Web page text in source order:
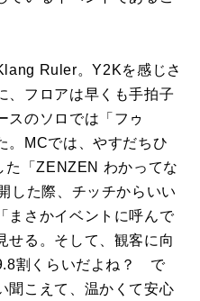
Ruler。Y2Kを感じさ
、フロアは早くも手拍子
スのソロでは「フゥ
。MCでは、やすだちひ
た「ZENZEN わかってな
した際、チッチからいい
まさかイベントに呼んで
せる。そして、観客に向
割くらいだよね？ で
聞こえて、温かくて安心